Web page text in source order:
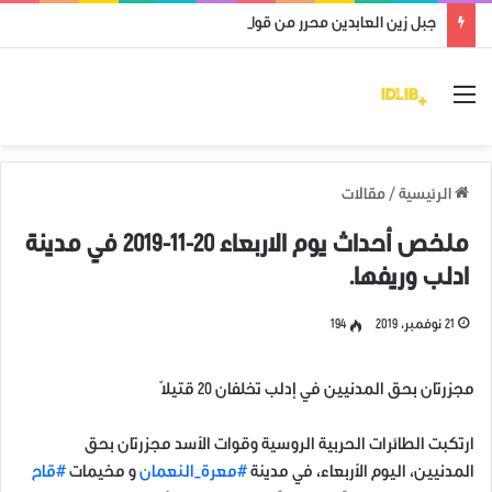
جبل زين العابدين محرر من قوات النظام وميليشياته
القائمة
الرئيسية / مقالات
ملخص أحداث يوم الاربعاء 20-11-2019 في مدينة
ادلب وريفها.
21 نوفمبر، 2019 194
مجزرتان بحق المدنيين في إدلب تخلفان 20 قتيلاً
ارتكبت الطائرات الحربية الروسية وقوات الأسد مجزرتان بحق
المدنيين، اليوم الأربعاء، في مدينة #معرة_النعمان و مخيمات #قاح